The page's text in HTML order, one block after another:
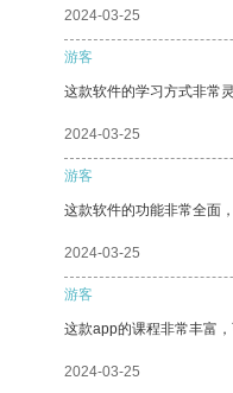
2024-03-25
游客
这款软件的学习方式非常
2024-03-25
游客
这款软件的功能非常全面
2024-03-25
游客
这款app的课程非常丰富
2024-03-25